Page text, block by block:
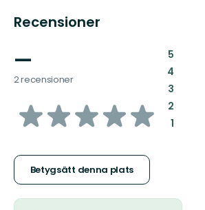
Recensioner
—
2 recensioner
av
stjärnor
Betygsätt denna plats
5:
4:
3:
2:
1: